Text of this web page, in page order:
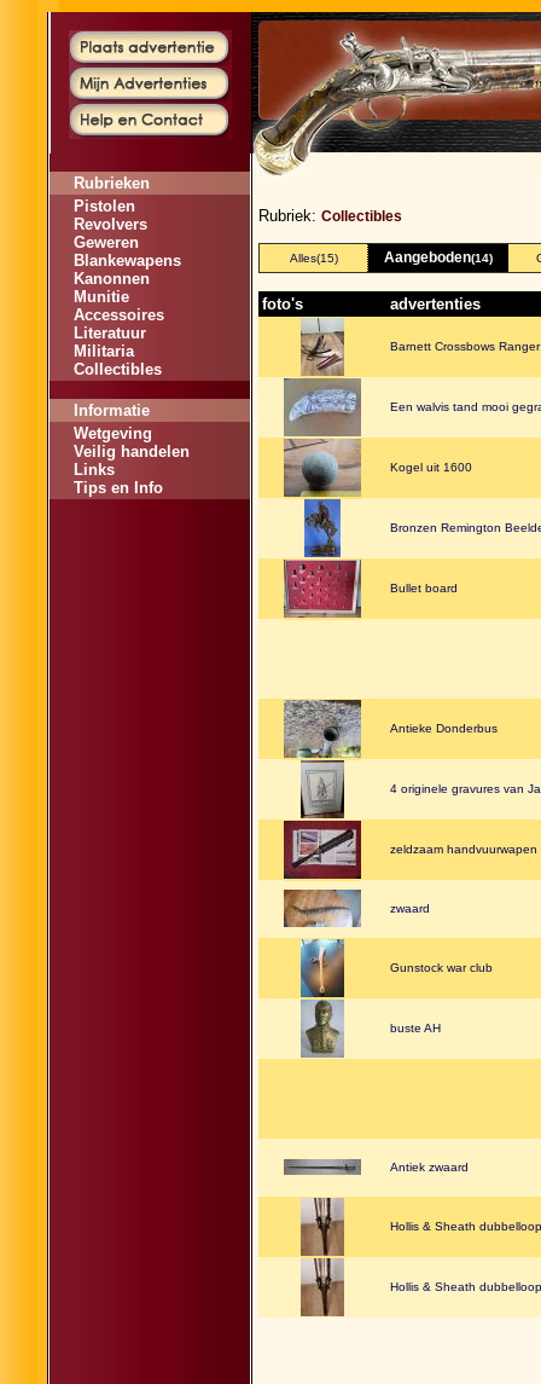
Rubrieken
Pistolen
Revolvers
Geweren
Blankewapens
Kanonnen
Munitie
Accessoires
Literatuur
Militaria
Collectibles
Informatie
Wetgeving
Veilig handelen
Links
Tips en Info
Rubriek: Collectibles
Alles(15) Aangeboden(14)
foto's advertenties
Barnett Crossbows
Een walvis tand mooi
Kogel uit 1600
Bronzen Remington
Bullet board
Antieke Donderbus
4 originele gravures van
zeldzaam
zwaard
Gunstock war club
buste AH
Antiek zwaard
Hollis & Sheath
Hollis & Sheath